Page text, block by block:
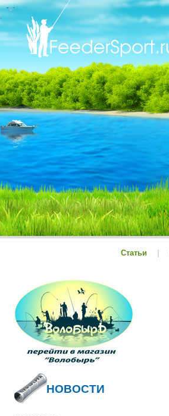
Статьи
НОВОСТИ